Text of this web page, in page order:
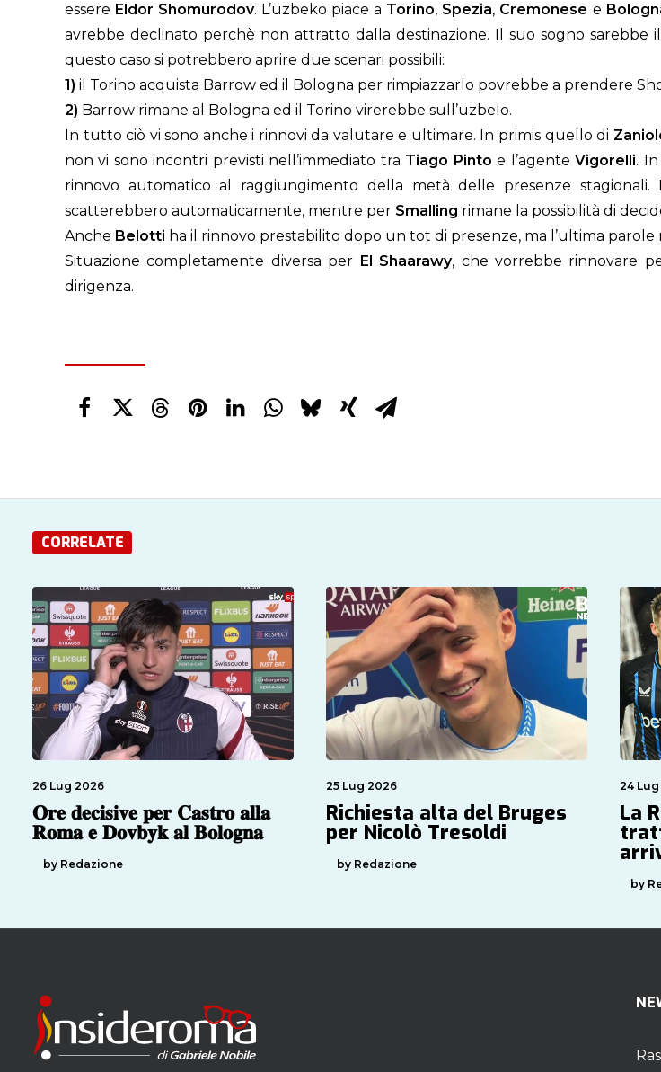
essere Eldor Shomurodov. L’uzbeko piace a Torino, Spezia, Cremonese e
avrebbe declinato perchè non attratto dalla destinazione. Il suo sogno sarebbe il
questo caso si potrebbero aprire due scenari possibili:
1) il Torino acquista Barrow ed il Bologna per rimpiazzarlo povrebbe a prendere
2) Barrow rimane al Bologna ed il Torino virerebbe sull’uzbelo.
In tutto ciò vi sono anche i rinnovi da valutare e ultimare. In primis quello di
non vi sono incontri previsti nell’immediato tra Tiago Pinto e l’agenteVigorelli.
rinnovo automatico al raggiungimento della metà delle presenze
scatterebbero automaticamente, mentre per Smalling rimane la possibilità di
Anche Belotti ha il rinnovo prestabilito dopo un tot di presenze, ma l’ultima parole
Situazione completamente diversa per El Shaarawy, che vorrebbe rinnovare
dirigenza.
CORRELATE
26 Lug 2026
𝐎𝐫𝐞 𝐝𝐞𝐜𝐢𝐬𝐢𝐯𝐞 𝐩𝐞𝐫 𝐂𝐚𝐬𝐭𝐫𝐨 𝐚𝐥𝐥𝐚
𝐑𝐨𝐦𝐚 𝐞 𝐃𝐨𝐯𝐛𝐲𝐤 𝐚𝐥 𝐁𝐨𝐥𝐨𝐠𝐧𝐚
by Redazione
25 Lug 2026
Richiesta alta del Bruges
per Nicolò Tresoldi
by Redazione
24
La
by